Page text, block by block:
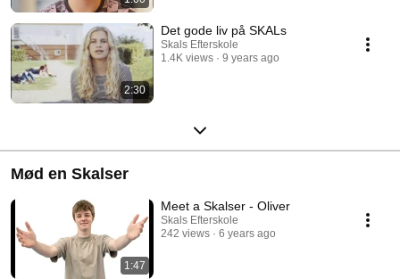
2:30
Det gode liv på SKALs
Skals Efterskole
1.4K views
9 years ago
Mød en Skalser
1:47
Meet a Skalser - Oliver
Skals Efterskole
242 views
6 years ago